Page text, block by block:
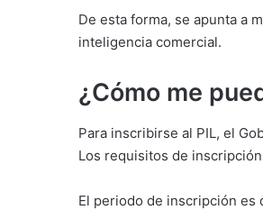
De esta forma, se apunta a
inteligencia comercial.
¿Cómo me
Para inscribirse al PIL, el
Los requisitos de
El periodo de inscripción es